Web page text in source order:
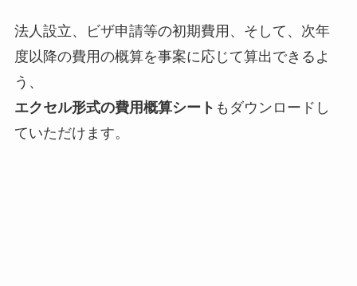
法人設立、ビザ申請等の初期費用、そして、次年
度以降の費用の概算を事案に応じて算出できるよ
う、
エクセル形式の費用概算シート もダウンロードし
ていただけます。